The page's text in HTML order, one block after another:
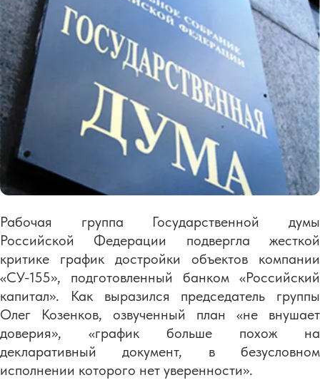
Рабочая группа Государственной думы
Российской Федерации подвергла жесткой
критике график достройки объектов компании
«СУ-155», подготовленный банком «Российский
капитал». Как выразился председатель группы
Олег Козенков, озвученный план «не внушает
доверия», «график больше похож на
декларативный документ, в безусловном
исполнении которого нет уверенности».